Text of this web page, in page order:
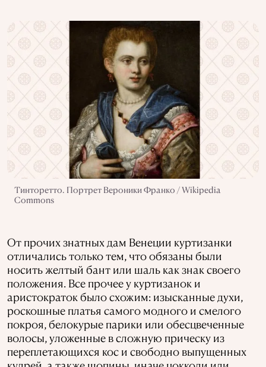
Тинторетто. Портрет Вероники Франко / Wikipedia
Commons
От прочих знатных дам Венеции куртизанки
отличались только тем, что обязаны были
носить желтый бант или шаль как знак своего
положения. Все прочее у куртизанок и
аристократок было схожим: изысканные духи,
роскошные платья самого модного и смелого
покроя, белокурые парики или обесцвеченные
волосы, уложенные в сложную прическу из
переплетающихся кос и свободно выпущенных